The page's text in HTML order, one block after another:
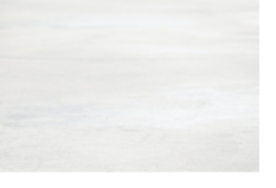
資訊註冊。若發現惡意使用之情形，
戶之使用額度並採取法律行動。